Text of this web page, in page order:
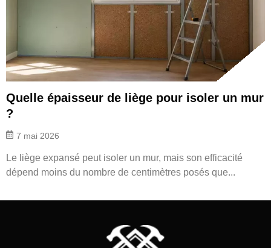
Quelle épaisseur de liège pour isoler un mur
?
7 mai 2026
Le liège expansé peut isoler un mur, mais son efficacité
dépend moins du nombre de centimètres posés que...